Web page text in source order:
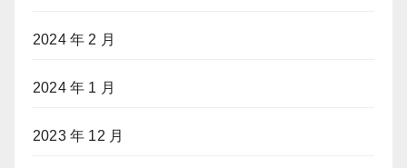
2024 年 2 月
2024 年 1 月
2023 年 12 月